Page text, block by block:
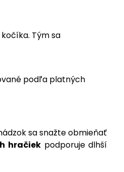
Tým sa
podľa platných
sa snažte obmieňať
hračiekpodporuje dlhší